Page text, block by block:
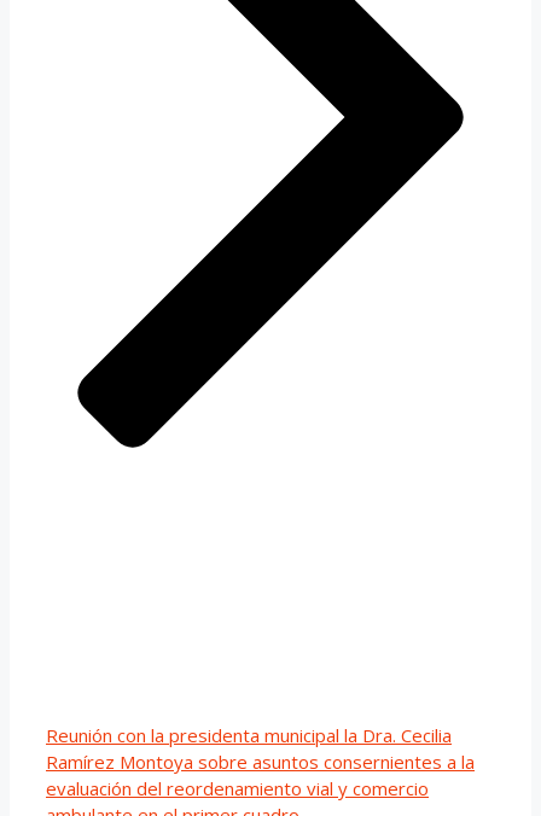
Reunión con la presidenta municipal la Dra. Cecilia
Ramírez Montoya sobre asuntos consernientes a la
evaluación del reordenamiento vial y comercio